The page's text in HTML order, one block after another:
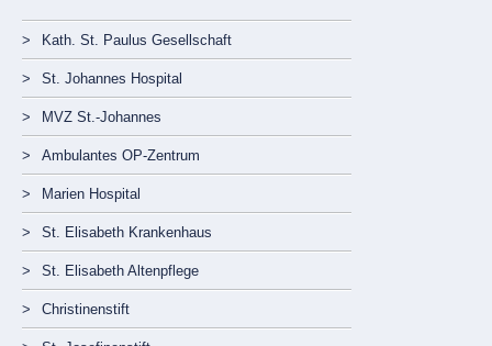
überspringen
Kath. St. Paulus Gesellschaft
St. Johannes Hospital
MVZ St.-Johannes
Ambulantes OP-Zentrum
Marien Hospital
St. Elisabeth Krankenhaus
St. Elisabeth Altenpflege
Christinenstift